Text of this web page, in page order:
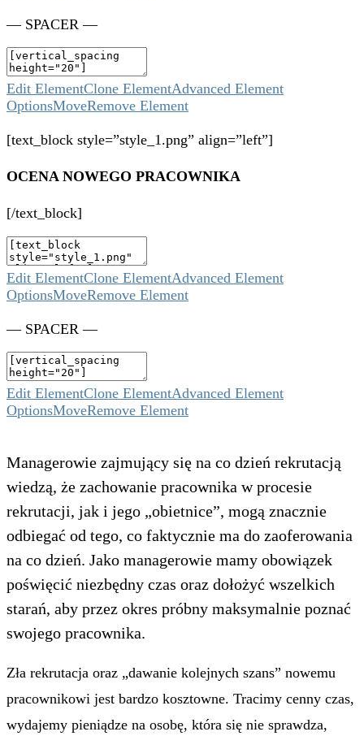
— SPACER —
Edit ElementClone ElementAdvanced Element
OptionsMoveRemove Element
[text_block style=”style_1.png” align=”left”]
OCENA NOWEGO PRACOWNIKA
[/text_block]
Edit ElementClone ElementAdvanced Element
OptionsMoveRemove Element
— SPACER —
Edit ElementClone ElementAdvanced Element
OptionsMoveRemove Element
Managerowie zajmujący się na co dzień rekrutacją
wiedzą, że zachowanie pracownika w procesie
rekrutacji, jak i jego „obietnice”, mogą znacznie
odbiegać od tego, co faktycznie ma do zaoferowania
na co dzień. Jako managerowie mamy obowiązek
poświęcić niezbędny czas oraz dołożyć wszelkich
starań, aby przez okres próbny maksymalnie poznać
swojego pracownika.
Zła rekrutacja oraz „dawanie kolejnych szans” nowemu
pracownikowi jest bardzo kosztowne. Tracimy cenny czas,
wydajemy pieniądze na osobę, która się nie sprawdza,